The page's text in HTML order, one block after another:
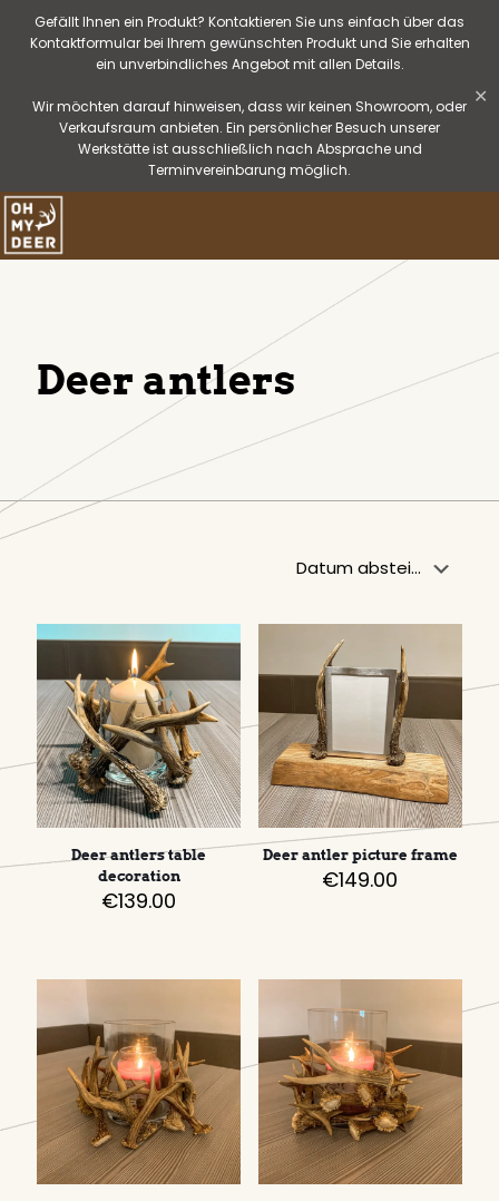
Gefällt Ihnen ein Produkt? Kontaktieren Sie uns einfach über das
Kontaktformular bei Ihrem gewünschten Produkt und Sie erhalten
ein unverbindliches Angebot mit allen Details.
Wir möchten darauf hinweisen, dass wir keinen Showroom, oder
Verkaufsraum anbieten. Ein persönlicher Besuch unserer
Werkstätte ist ausschließlich nach Absprache und
Terminvereinbarung möglich.
✕
Deer antlers
Deer antlers table
decoration
€139.00
Deer antler picture frame
€149.00